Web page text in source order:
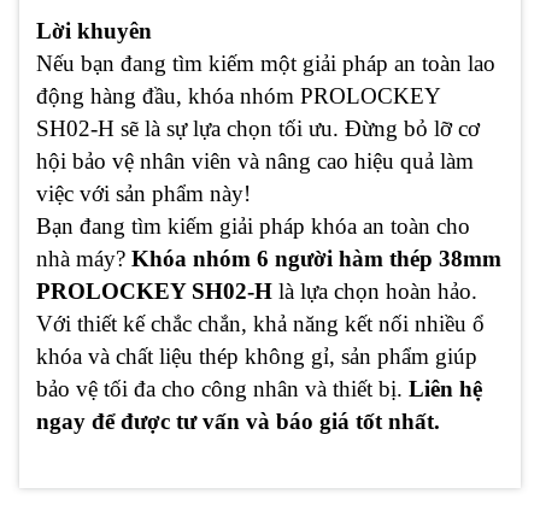
Lời khuyên
Nếu bạn đang tìm kiếm một giải pháp an toàn lao
động hàng đầu, khóa nhóm PROLOCKEY
SH02-H sẽ là sự lựa chọn tối ưu. Đừng bỏ lỡ cơ
hội bảo vệ nhân viên và nâng cao hiệu quả làm
việc với sản phẩm này!
Bạn đang tìm kiếm giải pháp khóa an toàn cho
nhà máy? Khóa nhóm 6 người hàm thép 38mm
PROLOCKEY SH02-H là lựa chọn hoàn hảo.
Với thiết kế chắc chắn, khả năng kết nối nhiều ổ
khóa và chất liệu thép không gỉ, sản phẩm giúp
bảo vệ tối đa cho công nhân và thiết bị. Liên hệ
ngay để được tư vấn và báo giá tốt nhất.